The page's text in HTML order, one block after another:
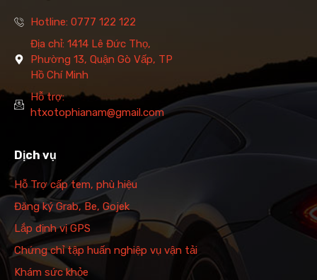
Hotline: 0777 122 122
Địa chỉ: 1414 Lê Đức Thọ,
Phường 13, Quận Gò Vấp, TP
Hồ Chí Minh
Hỗ trợ:
htxotophianam@gmail.com
Dịch vụ
Hỗ Trợ cấp tem, phù hiệu
Đăng ký Grab, Be, Gojek
Lắp định vị GPS
Chứng chỉ tập huấn nghiệp vụ vận tải
Khám sức khỏe